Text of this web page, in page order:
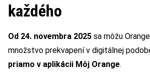
každého
Od 24. novembra 2025 sa môžu
množstvo prekvapení v digitálnej
priamo v aplikácii Môj Orange.